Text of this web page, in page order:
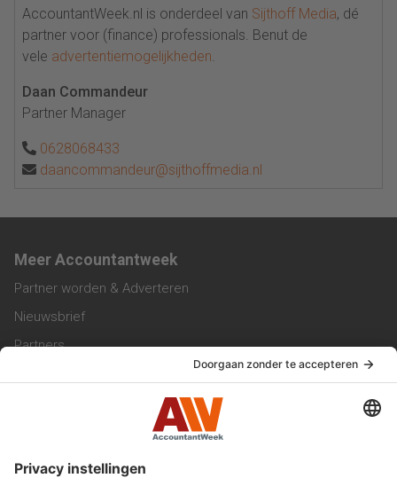
AccountantWeek.nl is onderdeel van Sijthoff Media, dé
partner voor (finance) professionals. Benut de
vele advertentiemogelijkheden.
Daan Commandeur
Partner Manager
0628068433
daancommandeur@sijthoffmedia.nl
Meer Accountantweek
Partner worden & Adverteren
Nieuwsbrief
Partners